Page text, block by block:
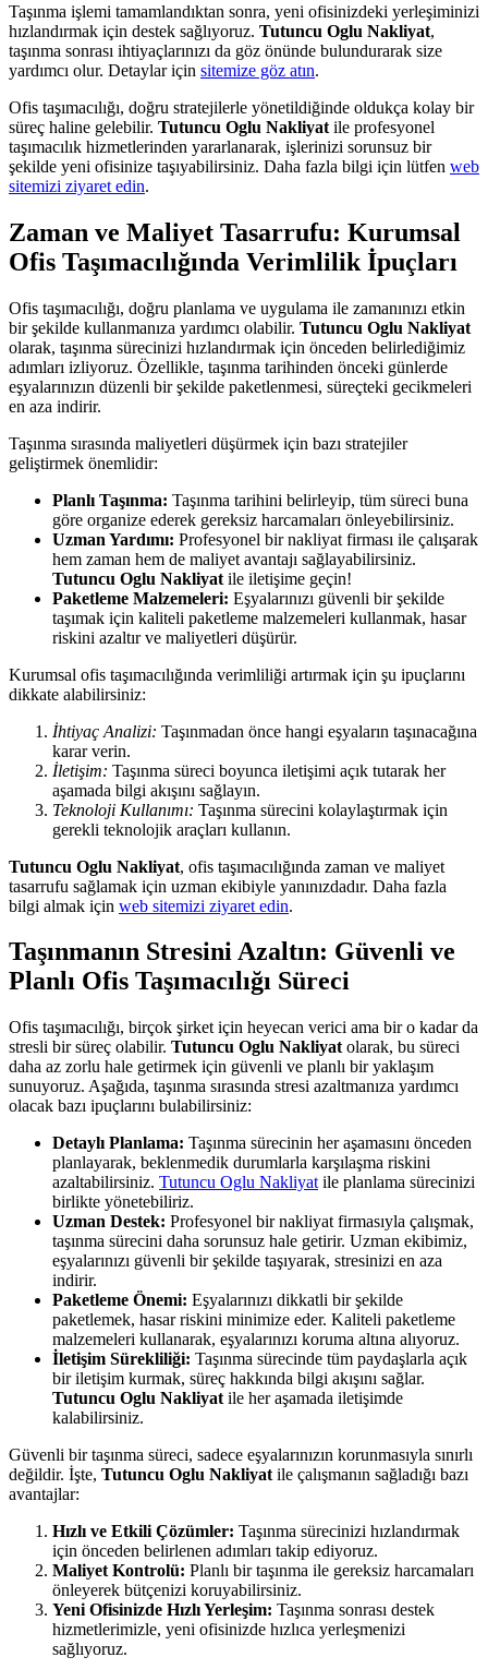
Taşınma işlemi tamamlandıktan sonra, yeni ofisinizdeki yerleşiminizi
hızlandırmak için destek sağlıyoruz. Tutuncu Oglu Nakliyat,
taşınma sonrası ihtiyaçlarınızı da göz önünde bulundurarak size
yardımcı olur. Detaylar için sitemize göz atın.
Ofis taşımacılığı, doğru stratejilerle yönetildiğinde oldukça kolay bir
süreç haline gelebilir. Tutuncu Oglu Nakliyat ile profesyonel
taşımacılık hizmetlerinden yararlanarak, işlerinizi sorunsuz bir
şekilde yeni ofisinize taşıyabilirsiniz. Daha fazla bilgi için lütfen web
sitemizi ziyaret edin.
Zaman ve Maliyet Tasarrufu: Kurumsal
Ofis Taşımacılığında Verimlilik İpuçları
Ofis taşımacılığı, doğru planlama ve uygulama ile zamanınızı etkin
bir şekilde kullanmanıza yardımcı olabilir. Tutuncu Oglu Nakliyat
olarak, taşınma sürecinizi hızlandırmak için önceden belirlediğimiz
adımları izliyoruz. Özellikle, taşınma tarihinden önceki günlerde
eşyalarınızın düzenli bir şekilde paketlenmesi, süreçteki gecikmeleri
en aza indirir.
Taşınma sırasında maliyetleri düşürmek için bazı stratejiler
geliştirmek önemlidir:
Planlı Taşınma: Taşınma tarihini belirleyip, tüm süreci buna
göre organize ederek gereksiz harcamaları önleyebilirsiniz.
Uzman Yardımı: Profesyonel bir nakliyat firması ile çalışarak
hem zaman hem de maliyet avantajı sağlayabilirsiniz.
Tutuncu Oglu Nakliyat ile iletişime geçin!
Paketleme Malzemeleri: Eşyalarınızı güvenli bir şekilde
taşımak için kaliteli paketleme malzemeleri kullanmak, hasar
riskini azaltır ve maliyetleri düşürür.
Kurumsal ofis taşımacılığında verimliliği artırmak için şu ipuçlarını
dikkate alabilirsiniz:
İhtiyaç Analizi: Taşınmadan önce hangi eşyaların taşınacağına
karar verin.
İletişim: Taşınma süreci boyunca iletişimi açık tutarak her
aşamada bilgi akışını sağlayın.
Teknoloji Kullanımı: Taşınma sürecini kolaylaştırmak için
gerekli teknolojik araçları kullanın.
Tutuncu Oglu Nakliyat, ofis taşımacılığında zaman ve maliyet
tasarrufu sağlamak için uzman ekibiyle yanınızdadır. Daha fazla
bilgi almak için web sitemizi ziyaret edin.
Taşınmanın Stresini Azaltın: Güvenli ve
Planlı Ofis Taşımacılığı Süreci
Ofis taşımacılığı, birçok şirket için heyecan verici ama bir o kadar da
stresli bir süreç olabilir. Tutuncu Oglu Nakliyat olarak, bu süreci
daha az zorlu hale getirmek için güvenli ve planlı bir yaklaşım
sunuyoruz. Aşağıda, taşınma sırasında stresi azaltmanıza yardımcı
olacak bazı ipuçlarını bulabilirsiniz:
Detaylı Planlama: Taşınma sürecinin her aşamasını önceden
planlayarak, beklenmedik durumlarla karşılaşma riskini
azaltabilirsiniz. Tutuncu Oglu Nakliyat ile planlama sürecinizi
birlikte yönetebiliriz.
Uzman Destek: Profesyonel bir nakliyat firmasıyla çalışmak,
taşınma sürecini daha sorunsuz hale getirir. Uzman ekibimiz,
eşyalarınızı güvenli bir şekilde taşıyarak, stresinizi en aza
indirir.
Paketleme Önemi: Eşyalarınızı dikkatli bir şekilde
paketlemek, hasar riskini minimize eder. Kaliteli paketleme
malzemeleri kullanarak, eşyalarınızı koruma altına alıyoruz.
İletişim Sürekliliği: Taşınma sürecinde tüm paydaşlarla açık
bir iletişim kurmak, süreç hakkında bilgi akışını sağlar.
Tutuncu Oglu Nakliyat ile her aşamada iletişimde
kalabilirsiniz.
Güvenli bir taşınma süreci, sadece eşyalarınızın korunmasıyla sınırlı
değildir. İşte, Tutuncu Oglu Nakliyat ile çalışmanın sağladığı bazı
avantajlar:
Hızlı ve Etkili Çözümler: Taşınma sürecinizi hızlandırmak
için önceden belirlenen adımları takip ediyoruz.
Maliyet Kontrolü: Planlı bir taşınma ile gereksiz harcamaları
önleyerek bütçenizi koruyabilirsiniz.
Yeni Ofisinizde Hızlı Yerleşim: Taşınma sonrası destek
hizmetlerimizle, yeni ofisinizde hızlıca yerleşmenizi
sağlıyoruz.